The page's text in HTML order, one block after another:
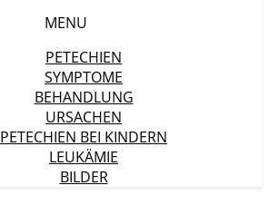
MENU
PETECHIEN
SYMPTOME
BEHANDLUNG
URSACHEN
PETECHIEN BEI KINDERN
LEUKÄMIE
BILDER